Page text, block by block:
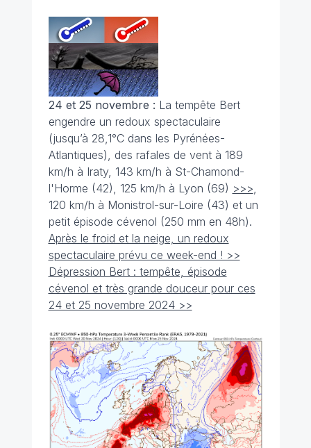
24 et 25 novembre : La tempête Bert
engendre un redoux spectaculaire
(jusqu’à 28,1°C dans les Pyrénées-
Atlantiques), des rafales de vent à 189
km/h à Iraty, 143 km/h à St-Chamond-
l'Horme (42), 125 km/h à Lyon (69) >>>
120 km/h à Monistrol-sur-Loire (43) et un
petit épisode cévenol (250 mm en 48h).
Après le froid et la neige, un redoux
spectaculaire prévu ce week-end ! >>
Dépression Bert : tempête, épisode
cévenol et très grande douceur pour ces
24 et 25 novembre 2024 >>